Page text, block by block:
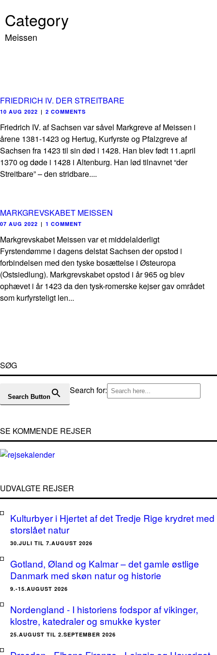
Category
Meissen
FRIEDRICH IV. DER STREITBARE
10 AUG 2022 | 2 COMMENTS
Friedrich IV. af Sachsen var såvel Markgreve af Meissen i
årene 1381-1423 og Hertug, Kurfyrste og Pfalzgreve af
Sachsen fra 1423 til sin død i 1428. Han blev født 11.april
1370 og døde i 1428 i Altenburg. Han lød tilnavnet “der
Streitbare” – den stridbare....
MARKGREVSKABET MEISSEN
07 AUG 2022 | 1 COMMENT
Markgrevskabet Meissen var et middelalderligt
Fyrstendømme i dagens delstat Sachsen der opstod i
forbindelsen med den tyske bosættelse i Østeuropa
(Ostsiedlung). Markgrevskabet opstod i år 965 og blev
ophævet i år 1423 da den tysk-romerske kejser gav området
som kurfyrsteligt len...
SØG
Search for:
Search Button
SE KOMMENDE REJSER
UDVALGTE REJSER
Kulturbyer i Hjertet af det Tredje Rige krydret med
storslået natur
30.JULI TIL 7.AUGUST 2026
Gotland, Øland og Kalmar – det gamle østlige
Danmark med skøn natur og historie
9.-15.AUGUST 2026
Nordengland - I historiens fodspor af vikinger,
klostre, katedraler og smukke kyster
25.AUGUST TIL 2.SEPTEMBER 2026